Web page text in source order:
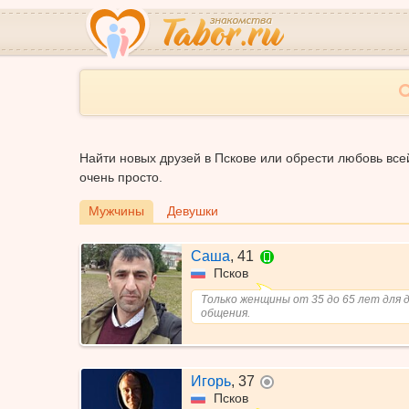
Найти новых друзей в Пскове или обрести любовь
очень просто.
Мужчины Девушки
Саша, 41
Псков
Только женщины от 35 до 65 лет для
общения.
Игорь, 37
Псков